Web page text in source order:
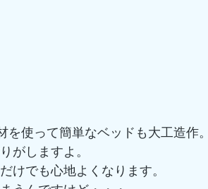
を使って簡単なベッドも大工造作。
がしますよ。
けでも心地よくなります。